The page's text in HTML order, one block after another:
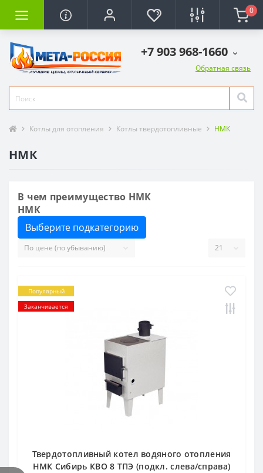
0
+7 903 968-1660
Обратная связь
Котлы для отопления Котлы твердотопливные НМК
НМК
В чем преимущество НМК
НМК
Выберите подкатегорию
Популярный
Заканчивается
Твердотопливный котел водяного отопления
НМК Сибирь КВО 8 ТПЭ (подкл. слева/справа)